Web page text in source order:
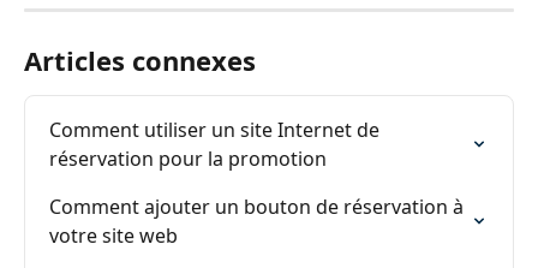
Articles connexes
Comment utiliser un site Internet de
réservation pour la promotion
Comment ajouter un bouton de réservation à
votre site web